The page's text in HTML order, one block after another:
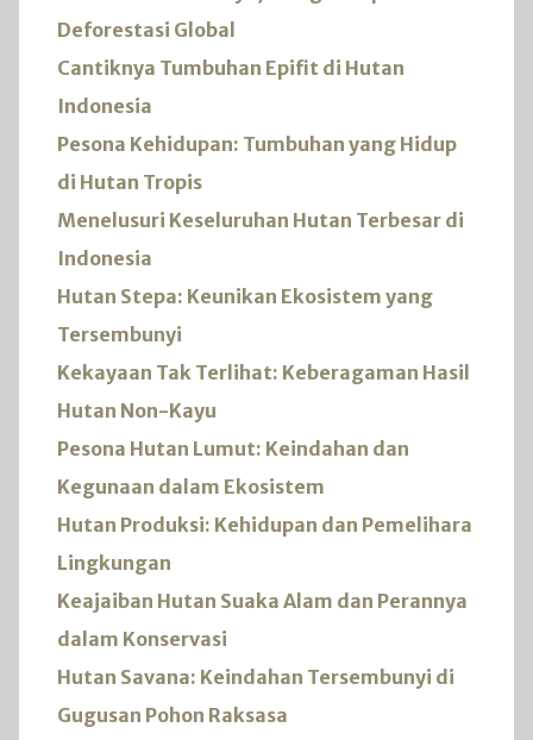
Deforestasi Global
Cantiknya Tumbuhan Epifit di Hutan
Indonesia
Pesona Kehidupan: Tumbuhan yang Hidup
di Hutan Tropis
Menelusuri Keseluruhan Hutan Terbesar di
Indonesia
Hutan Stepa: Keunikan Ekosistem yang
Tersembunyi
Kekayaan Tak Terlihat: Keberagaman Hasil
Hutan Non-Kayu
Pesona Hutan Lumut: Keindahan dan
Kegunaan dalam Ekosistem
Hutan Produksi: Kehidupan dan Pemelihara
Lingkungan
Keajaiban Hutan Suaka Alam dan Perannya
dalam Konservasi
Hutan Savana: Keindahan Tersembunyi di
Gugusan Pohon Raksasa